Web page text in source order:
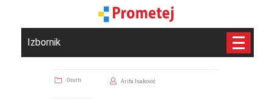
Izbornik
Osvrti Arifa Isaković